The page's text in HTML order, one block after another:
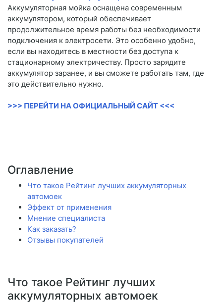
Аккумуляторная мойка оснащена современным
аккумулятором, который обеспечивает
продолжительное время работы без необходимости
подключения к электросети. Это особенно удобно,
если вы находитесь в местности без доступа к
стационарному электричеству. Просто зарядите
аккумулятор заранее, и вы сможете работать там, где
это действительно нужно.
>>> ПЕРЕЙТИ НА ОФИЦИАЛЬНЫЙ САЙТ <<<
Оглавление
Что такое Рейтинг лучших аккумуляторных
автомоек
Эффект от применения
Мнение специалиста
Как заказать?
Отзывы покупателей
Что такое Рейтинг лучших
аккумуляторных автомоек